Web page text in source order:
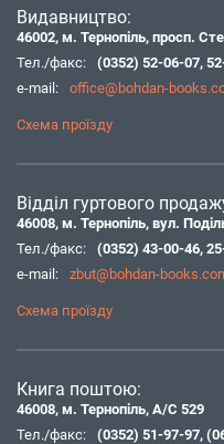
Видавництво:
46002, м. Тернопіль, просп.
Тел./факс:
(0352) 52-06-07,
e-mail:
office@bohdan-
Схема проїзду
Відділ гуртового
46008, м. Тернопіль, вул.
Тел./факс:
(0352) 43-00-46,
e-mail:
zbut@bohdan-
Схема проїзду
Книга поштою:
46008, м. Тернопіль, А/С 529
Тел./факс:
(0352) 51-97-97,